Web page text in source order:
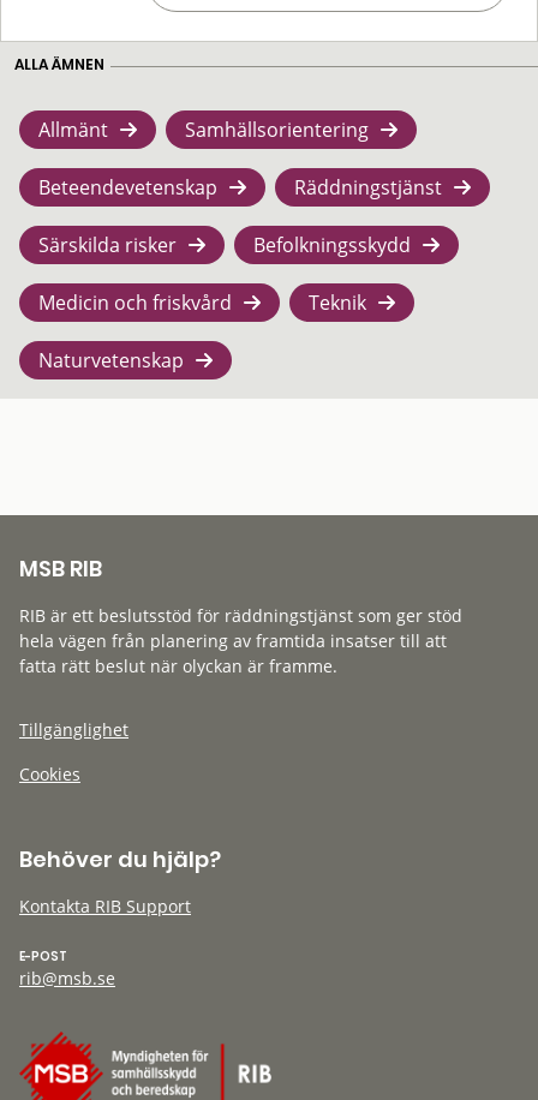
ALLA ÄMNEN
Allmänt Samhällsorientering
Beteendevetenskap Räddningstjänst
Särskilda risker Befolkningsskydd
Medicin och friskvård Teknik
Naturvetenskap
MSB RIB
RIB är ett beslutsstöd för räddningstjänst som ger stöd
hela vägen från planering av framtida insatser till att
fatta rätt beslut när olyckan är framme.
Tillgänglighet
Cookies
Behöver du hjälp?
Kontakta RIB Support
E-POST
rib@msb.se